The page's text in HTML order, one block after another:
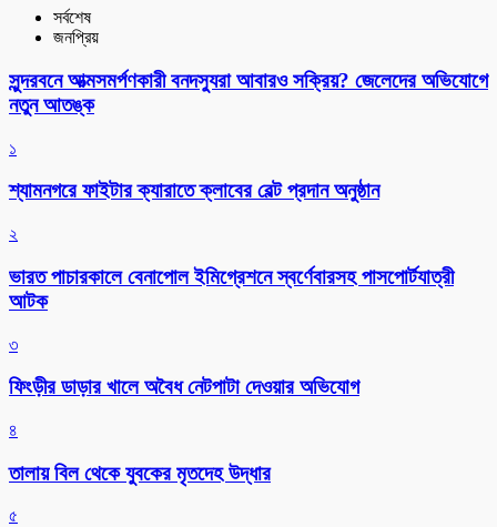
সর্বশেষ
জনপ্রিয়
সুন্দরবনে আত্মসমর্পণকারী বনদস্যুরা আবারও সক্রিয়? জেলেদের অভিযোগে
নতুন আতঙ্ক
১
শ্যামনগরে ফাইটার ক্যারাতে ক্লাবের বেল্ট প্রদান অনুষ্ঠান
২
ভারত পাচারকালে বেনাপোল ইমিগ্রেশনে স্বর্ণেবারসহ পাসপোর্টযাত্রী
আটক
৩
ফিংড়ীর ডাড়ার খালে অবৈধ নেটপাটা দেওয়ার অভিযোগ
৪
তালায় বিল থেকে যুবকের মৃতদেহ উদ্ধার
৫